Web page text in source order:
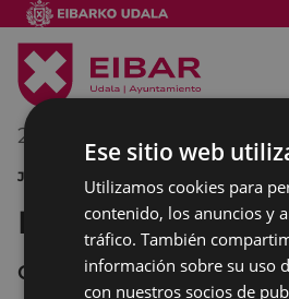
22/03/2015
JORNADAS DE TEATRO
Ricardo III de W.
COLISEO ANTZOKIA
Ese sitio web
Utilizamos cookies para
contenido, los anuncios y
tráfico. También
información sobre su uso
con nuestros socios de